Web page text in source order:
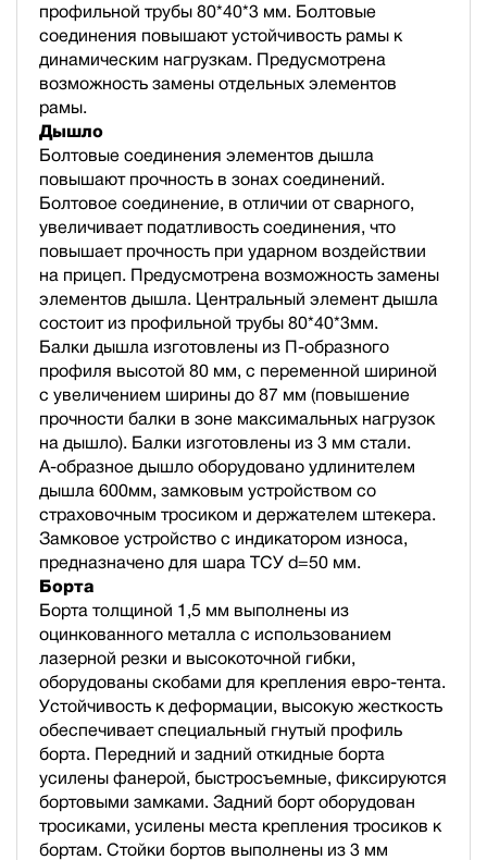
профильной трубы 80*40*3 мм. Болтовые
соединения повышают устойчивость рамы к
динамическим нагрузкам. Предусмотрена
возможность замены отдельных элементов
рамы.
Дышло
Болтовые соединения элементов дышла
повышают прочность в зонах соединений.
Болтовое соединение, в отличии от сварного,
увеличивает податливость соединения, что
повышает прочность при ударном воздействии
на прицеп. Предусмотрена возможность замены
элементов дышла. Центральный элемент дышла
состоит из профильной трубы 80*40*3мм.
Балки дышла изготовлены из П-образного
профиля высотой 80 мм, с переменной шириной
с увеличением ширины до 87 мм (повышение
прочности балки в зоне максимальных нагрузок
на дышло). Балки изготовлены из 3 мм стали.
А-образное дышло оборудовано удлинителем
дышла 600мм, замковым устройством со
страховочным тросиком и держателем штекера.
Замковое устройство с индикатором износа,
предназначено для шара ТСУ d=50 мм.
Борта
Борта толщиной 1,5 мм выполнены из
оцинкованного металла с использованием
лазерной резки и высокоточной гибки,
оборудованы скобами для крепления евро-тента.
Устойчивость к деформации, высокую жесткость
обеспечивает специальный гнутый профиль
борта. Передний и задний откидные борта
усилены фанерой, быстросъемные, фиксируются
бортовыми замками. Задний борт оборудован
тросиками, усилены места крепления тросиков к
бортам. Стойки бортов выполнены из 3 мм